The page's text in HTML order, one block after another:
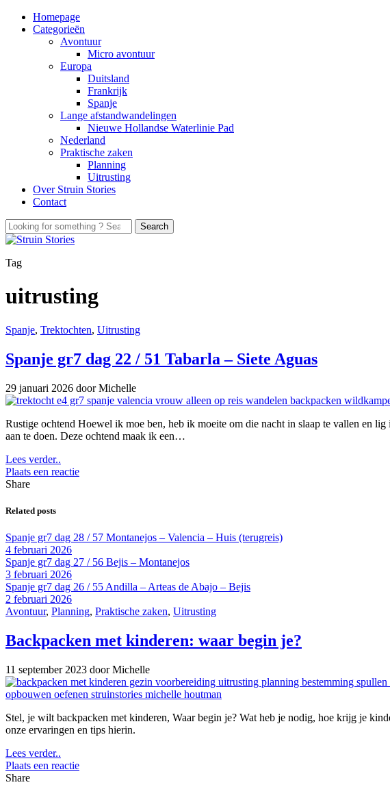
Homepage
Categorieën
Avontuur
Micro avontuur
Europa
Duitsland
Frankrijk
Spanje
Lange afstandwandelingen
Nieuwe Hollandse Waterlinie Pad
Nederland
Praktische zaken
Planning
Uitrusting
Over Struin Stories
Contact
Tag
uitrusting
Spanje, Trektochten, Uitrusting
Spanje gr7 dag 22 / 51 Tabarla – Siete Aguas
29 januari 2026 door Michelle
Rustige ochtend Hoewel ik moe ben, heb ik moeite om die nacht in slaap te vallen en
aan te doen. Deze ochtend maak ik een…
Lees verder..
Plaats een reactie
Share
Related posts
Spanje gr7 dag 28 / 57 Montanejos – Valencia – Huis (terugreis)
4 februari 2026
Spanje gr7 dag 27 / 56 Bejis – Montanejos
3 februari 2026
Spanje gr7 dag 26 / 55 Andilla – Arteas de Abajo – Bejis
2 februari 2026
Avontuur, Planning, Praktische zaken, Uitrusting
Backpacken met kinderen: waar begin je?
11 september 2023 door Michelle
Stel, je wilt backpacken met kinderen, Waar begin je? Wat heb je nodig, hoe krijg je
onze ervaringen en tips hierin.
Lees verder..
Plaats een reactie
Share